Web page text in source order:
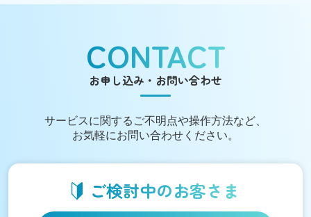
CONTACT
お申し込み・お問い合わせ
サービスに関する ご不明点や操作方法など、
お気軽にお問い合わせください。
ご検討中のお客さま